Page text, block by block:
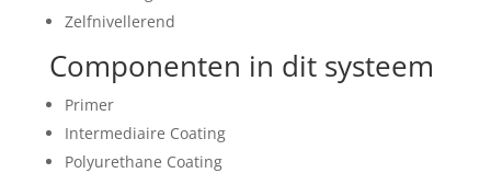
Zelfnivellerend
Componenten in dit systeem
Primer
Intermediaire Coating
Polyurethane Coating